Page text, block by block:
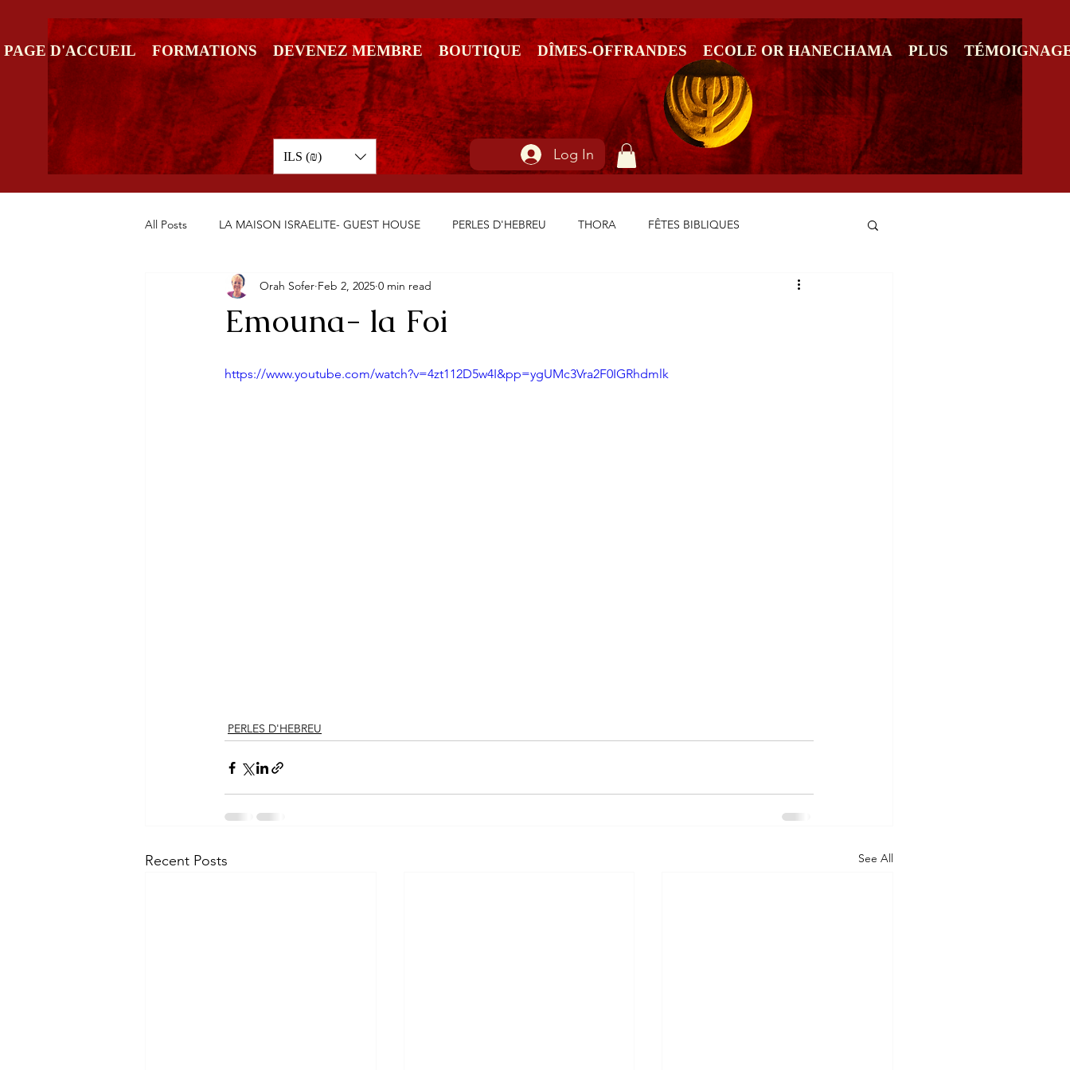
ILS (₪) Log In
PAGE D'ACCUEIL FORMATIONS DEVENEZ MEMBRE BOUTIQUE DÎMES-OFFRANDES ECOLE OR HANECHAMA PLUS
All Posts LA MAISON ISRAELITE- GUEST HOUSE PERLES D'HEBREU THORA FÊTES BIBLIQUES
Emouna- la Foi
Orah Sofer Feb 2, 2025 0 min read
https://www.youtube.com/watch?v=4zt112D5w4I&pp=ygUMc3Vra2F0IGRhdmlk
PERLES D'HEBREU
Recent Posts See All